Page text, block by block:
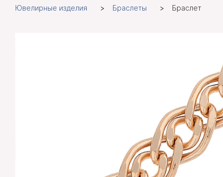
Ювелирные изделия Браслеты Браслет